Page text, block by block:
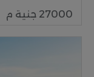
27000 جنية م